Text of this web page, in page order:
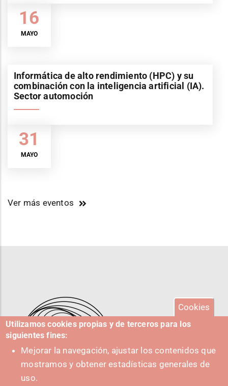
16
MAYO
31
MAYO
Informática de alto rendimiento (HPC) y su
combinación con la inteligencia artificial (IA).
Sector automoción
Ver más eventos
Cookies
Utilizamos cookies propias y de terceros para los
siguientes fines:
Mejorar la navegación, ajustar los contenidos que
mostramos y obtener estadísticas generales de
uso.